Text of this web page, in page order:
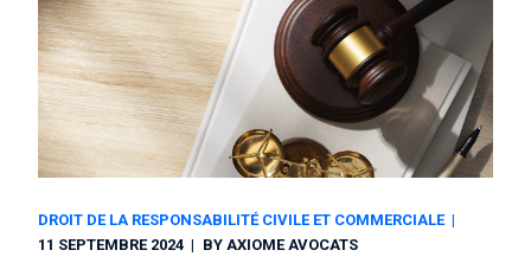
DROIT DE LA RESPONSABILITÉ CIVILE ET COMMERCIALE
11 SEPTEMBRE 2024
BYAXIOME AVOCATS